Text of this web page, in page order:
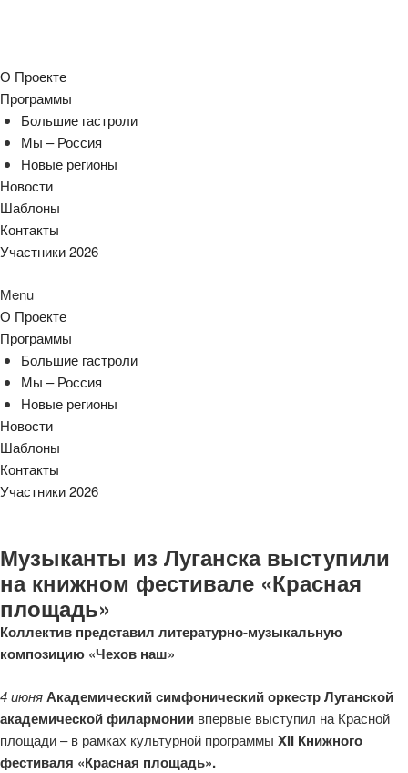
О Проекте
Программы
Большие гастроли
Мы – Россия
Новые регионы
Новости
Шаблоны
Контакты
Участники 2026
Menu
О Проекте
Программы
Большие гастроли
Мы – Россия
Новые регионы
Новости
Шаблоны
Контакты
Участники 2026
Музыканты из Луганска выступили
на книжном фестивале «Красная
площадь»
Коллектив представил литературно-музыкальную
композицию «Чехов наш»
4 июняАкадемический симфонический оркестр Луганской
академической филармонии впервые выступил на Красной
площади – в рамках культурной программы XII Книжного
фестиваля «Красная площадь».